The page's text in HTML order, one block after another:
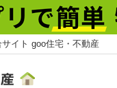
イト goo住宅・不動産